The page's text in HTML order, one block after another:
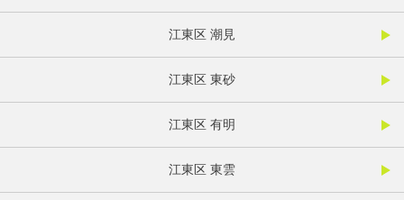
江東区 潮見
江東区 東砂
江東区 有明
江東区 東雲